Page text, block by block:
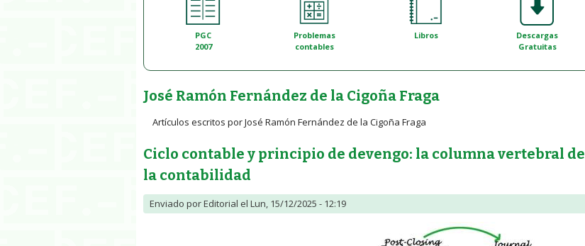
PGC
2007
Problemas
contables
Libros
Descargas
Gratuitas
José Ramón Fernández de la Cigoña Fraga
Artículos escritos por José Ramón Fernández de la Cigoña Fraga
Ciclo contable y principio de devengo: la columna vertebral de
la contabilidad
Enviado porEditorial el Lun, 15/12/2025 - 12:19